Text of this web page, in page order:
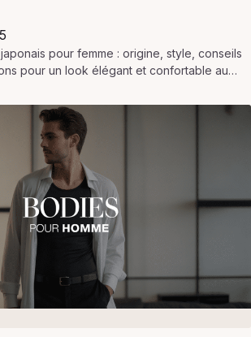
pour femme : origine, style, conseils
pour un look élégant et confortable au